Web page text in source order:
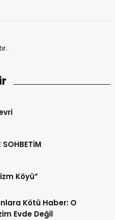
SOHBETİM
Köyü”
Kötü Haber: O
Evde Değil